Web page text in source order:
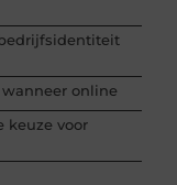
online
keuze voor